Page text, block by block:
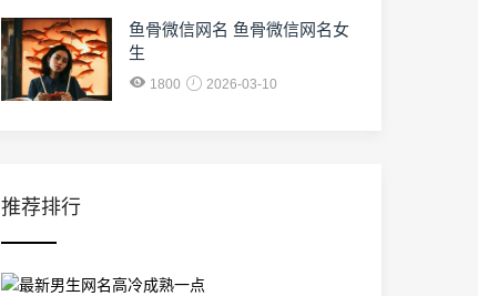
鱼骨微信网名 鱼骨微信网名女
生
1800 2026-03-10
推荐排行